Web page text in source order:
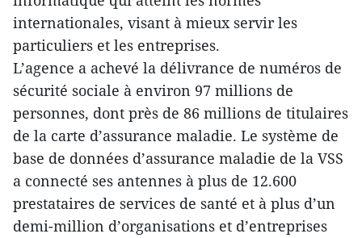
internationales, visant à mieux servir les
particuliers et les entreprises.
L’agence a achevé la délivrance de numéros de
sécurité sociale à environ 97 millions de
personnes, dont près de 86 millions de titulaires
de la carte d’assurance maladie. Le système de
base de données d’assurance maladie de la VSS
a connecté ses antennes à plus de 12.600
prestataires de services de santé et à plus d’un
demi-million d’organisations et d’entreprises